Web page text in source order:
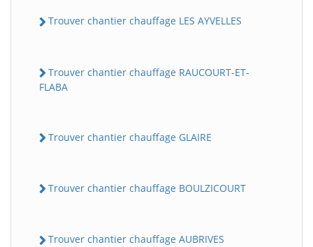
Trouver chantier chauffage LES AYVELLES
Trouver chantier chauffage RAUCOURT-ET-
FLABA
Trouver chantier chauffage GLAIRE
Trouver chantier chauffage BOULZICOURT
Trouver chantier chauffage AUBRIVES